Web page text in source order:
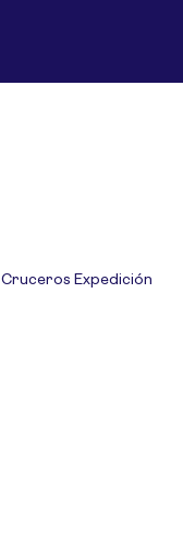
Cruceros Expedición